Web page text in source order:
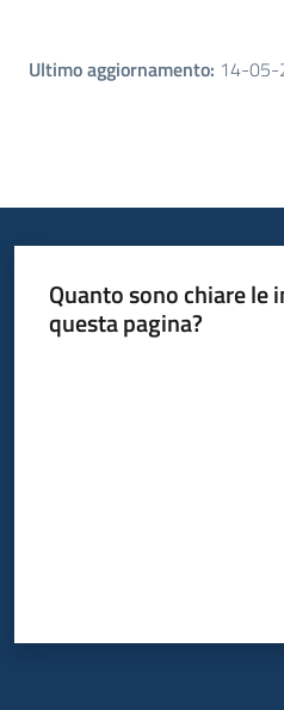
Ultimo aggiornamento: 14-05-
Quanto sono chiare le
questa pagina?